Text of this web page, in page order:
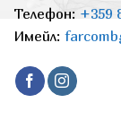
Телефон: +359
Имейл: